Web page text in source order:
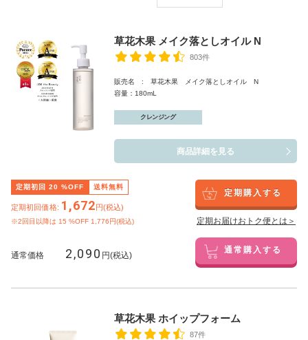
草花木果 メイク落としオイル N
803件
販売名 : 草花木果 メイク落としオイル N
容量：180mL
クレンジング
商品詳細を見る
定期初回 20 %OFF 送料無料
定期初回価格: 1,672円(税込)
※2回目以降は 15 %OFF 1,776円(税込)
定期購入する
定期お届けおトク便とは＞
通常価格 2,090 円(税込) 通常購入する
草花木果 ホイップフォーム
87件